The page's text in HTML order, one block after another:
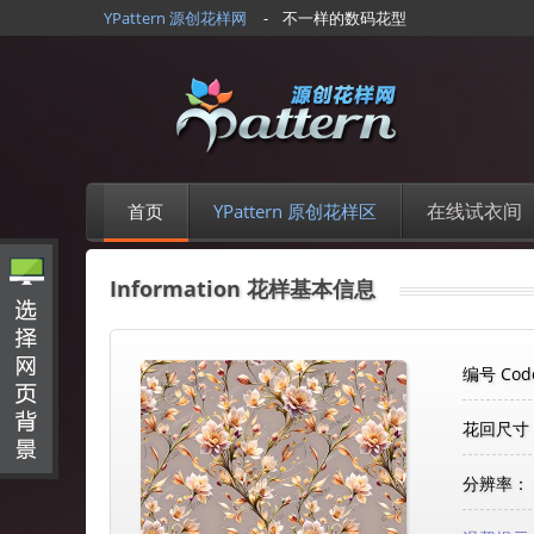
YPattern 源创花样网 - 不一样的数码花型
首页 YPattern 原创花样区 在线试衣间
Information 花样基本信息
编号
花回尺寸
分辨率：